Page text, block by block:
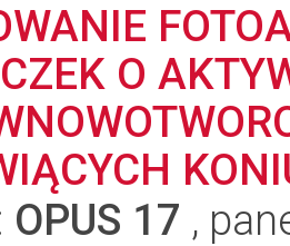
O
OPUS 17 ,